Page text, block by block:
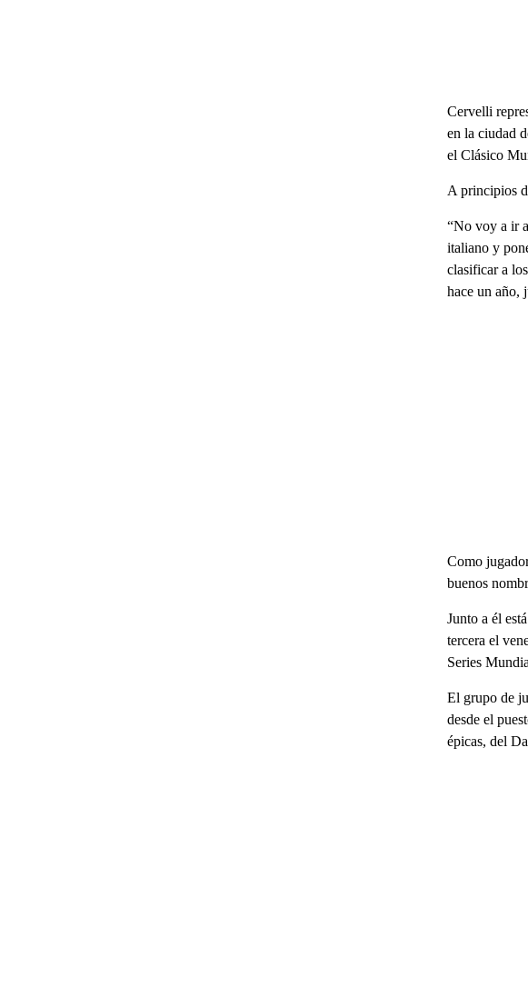
Cervelli
en la ciudad
el Clásico
A principios
“No voy a ir
italiano y
clasificar a
hace un año,
Como
buenos
Junto a él
tercera el
Series
El grupo de
desde el
épicas, del